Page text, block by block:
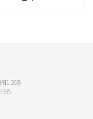
1 26층